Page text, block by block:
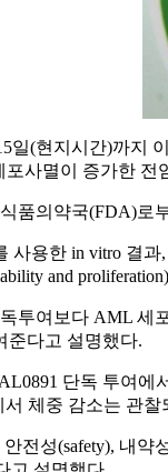
일(현지시간)까지
포사멸이 증가한
품의약국(FDA)로
용한 in vitro 결과
and
투여보다 AML 세
준다고 설명했다.
단독 투여
체중 감소는 관
전성(safety), 내